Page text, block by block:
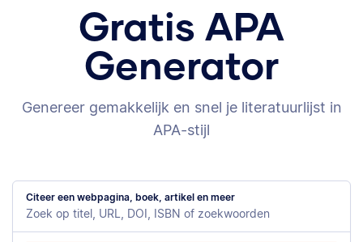
Gratis APA
Generator
Genereer gemakkelijk en snel je literatuurlijst in
APA-stijl
Citeer een webpagina, boek, artikel en meer